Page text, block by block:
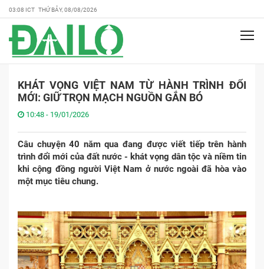
03:08 ICT THỨ BẢY, 08/08/2026
KHÁT VỌNG VIỆT NAM TỪ HÀNH TRÌNH ĐỔI
MỚI: GIỮ TRỌN MẠCH NGUỒN GẮN BÓ
10:48 - 19/01/2026
Câu chuyện 40 năm qua đang được viết tiếp trên hành
trình đổi mới của đất nước - khát vọng dân tộc và niềm tin
khi cộng đồng người Việt Nam ở nước ngoài đã hòa vào
một mục tiêu chung.